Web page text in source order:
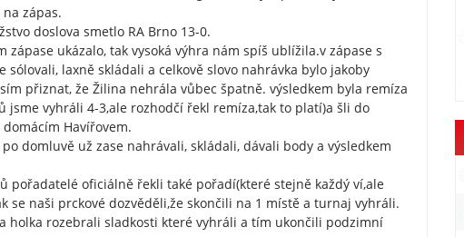
zápas.
doslova smetlo RA Brno 13-0.
zápase ukázalo, tak vysoká výhra nám spíš ublížila.v zápase s
sólovali, laxně skládali a celkově slovo nahrávka bylo jakoby
přiznat, že Žilina nehrála vůbec špatně. výsledkem byla remíza
jsme vyhráli 4-3,ale rozhodčí řekl remíza,tak to platí)a šli do
Havířovem.
domluvě už zase nahrávali, skládali, dávali body a výsledkem
pořadatelé oficiálně řekli také pořadí(které stejně každý ví,ale
se naši prckové dozvěděli,že skončili na 1 místě a turnaj vyhráli.
holka rozebrali sladkosti které vyhráli a tím ukončili podzimní